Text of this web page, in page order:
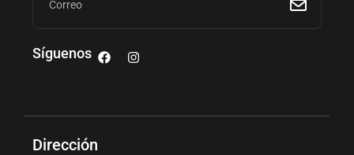
Síguenos
Dirección